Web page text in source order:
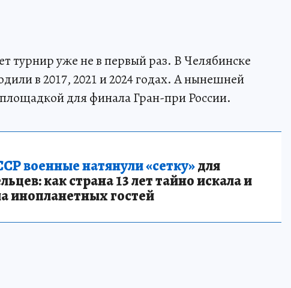
уже не в первый раз. В Челябинске
в 2017, 2021 и 2024 годах. А нынешней
площадкой для финала Гран-при России.
военные натянули «сетку»для
как страна 13 лет тайно искала и
инопланетных гостей